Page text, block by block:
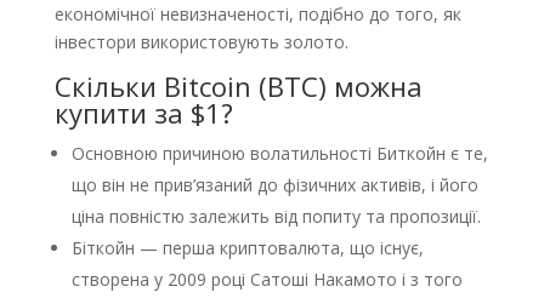
економічної невизначеності, подібно до того, як
інвестори використовують золото.
Скільки Bitcoin (BTC) можна
купити за $1?
Основною причиною волатильності Биткойн є те,
що він не прив’язаний до фізичних активів, і його
ціна повністю залежить від попиту та пропозиції.
Біткойн — перша криптовалюта, що існує,
створена у 2009 році Сатоші Накамото і з того